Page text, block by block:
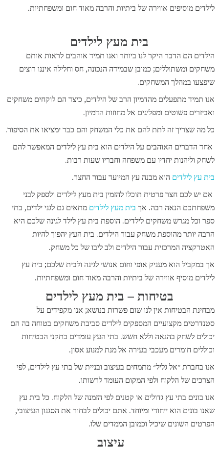
לילדים מוסיפים אווירה של ביתיות והרבה מאוד חום ומשפחתיות.
בית מעץ לילדים
הילדים הם הדבר היקר לנו ביותר ואנו תמיד אוהבים לראות אותם
משחקים ומשתוללים; כמובן שבמידה הנכונה, חס וחלילה איננו רוצים
שיפצעו במהלך המשחקים.
אנו תמיד מתפעלים מהדמיון הרב של הילדים, כיצד הם לוקחים משחקים
ואביזרים פשוטים ומפליגים אל מחוזות הדמיון.
כל מה שצריך זה לתת להם את כלי המשחק והם כבר ימציאו את הסיפור.
אחד הדברים האוהבים על הילדים הוא בית עץ לילדים המאפשר להם
לשחק וליהנות יחדיו עם משפחה וחבריו שעות רבות.
בית עץ לילדים הוא מבנה עץ המיועד עבור החצר.
אם יש לכם חצר פרטית תוכלו להזמין בית מעץ לילדים ולספק לבני
משפחתכם הנאה רבה. אך בית מעץ לילדים מתאים גם לגני ילדים, בתי
ספר וכל מגרש משחקים לילדים. הוספת בית עץ לילד לגינה שלכם היא
הרבה יותר מהוספת משחק עבור הילדים. בית העץ יהפוך להיות
האטרקציה המרכזית עבור הילדים ולב ליבו של כל משחק.
אך במקביל הוא מעניק אופי וחום אנושי לגינה ולבית שלכם; בית עץ
לילדים מוסיף אווירה של ביתיות והרבה מאוד חום ומשפחתיות.
בטיחות – בית מעץ לילדים
מבחינת הבטיחות אין לנו שום פשרות בנושא; אנו מקפידים על
סטנדרטים מקצועיים המספקים לילדים סביבת משחקים בטוחה בה הם
יכולים לשחק בהנאה וללא חשש. בתי העץ עומדים בתקני הבטיחות
וכוללים חומרים מעכבי בעירה אל מנת למנוע אסון.
אנו בחברת ״אל גליל״ מתמחים בעיצוב ובניית של בתי עץ לילדים, לפי
הצרכים של הלקוח ולפי המקום העומד לרשותו.
אנו בונים בתי עץ גדולים או קטנים לפי הזמנה של הלקוח. כל בית עץ
שאנו בונים הוא ייחודי ומיוחד. אתם יכולים לבחור את הסגנון העיצובי,
הפרטים השונים שיכיל וכמובן הממדים שלו.
עיצוב